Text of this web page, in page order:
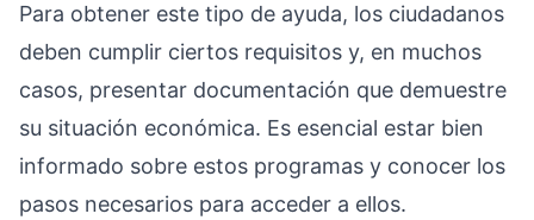
Para obtener este tipo de ayuda, los ciudadanos
deben cumplir ciertos requisitos y, en muchos
casos, presentar documentación que demuestre
su situación económica. Es esencial estar bien
informado sobre estos programas y conocer los
pasos necesarios para acceder a ellos.